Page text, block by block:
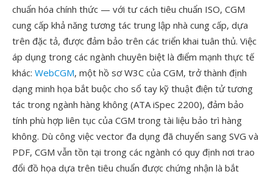
chuẩn hóa chính thức — với tư cách tiêu chuẩn ISO, CGM
cung cấp khả năng tương tác trung lập nhà cung cấp, dựa
trên đặc tả, được đảm bảo trên các triển khai tuân thủ. Việc
áp dụng trong các ngành chuyên biệt là điểm mạnh thực tế
khác: WebCGM, một hồ sơ W3C của CGM, trở thành định
dạng minh họa bắt buộc cho sổ tay kỹ thuật điện tử tương
tác trong ngành hàng không (ATA iSpec 2200), đảm bảo
tính phù hợp liên tục của CGM trong tài liệu bảo trì hàng
không. Dù công việc vector đa dụng đã chuyển sang SVG và
PDF, CGM vẫn tồn tại trong các ngành có quy định nơi trao
đổi đồ họa dựa trên tiêu chuẩn được chứng nhận là bắt